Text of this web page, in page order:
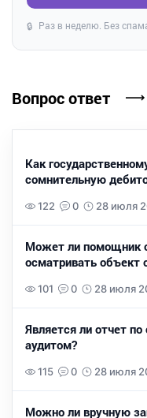
🔒 Раз в неделю. Без
Вопрос ответ
Как
сомнительную
122 0 28 июля
Может ли помощник
осматривать объект
101 0 28 июля
Является ли отчет
аудитом?
115 0 28 июля
Можно ли вручную